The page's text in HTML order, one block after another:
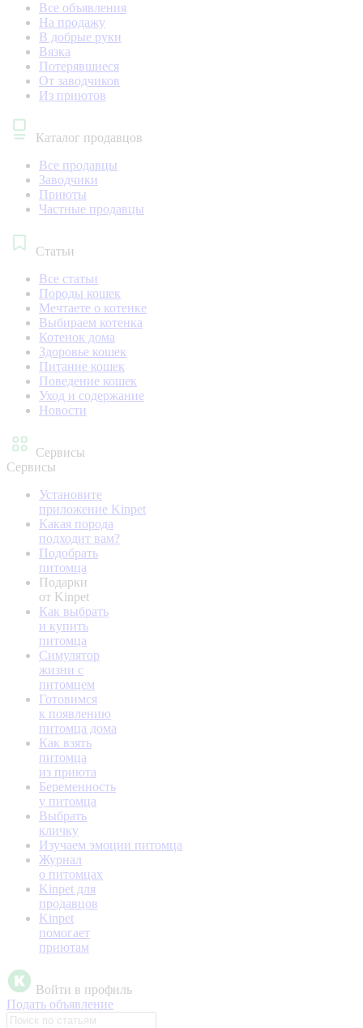
Все объявления
На продажу
В добрые руки
Вязка
Потерявшиеся
От заводчиков
Из приютов
Каталог продавцов
Все продавцы
Заводчики
Приюты
Частные продавцы
Статьи
Все статьи
Породы кошек
Мечтаете о котенке
Выбираем котенка
Котенок дома
Здоровье кошек
Питание кошек
Поведение кошек
Уход и содержание
Новости
Сервисы
Сервисы
Установите
приложение Kinpet
Какая порода
подходит вам?
Подобрать
питомца
Подарки
от Kinpet
Как выбрать
и купить
питомца
Симулятор
жизни с
питомцем
Готовимся
к появлению
питомца дома
Как взять
питомца
из приюта
Беременность
у питомца
Выбрать
кличку
Изучаем эмоции питомца
Журнал
о питомцах
Kinpet для
продавцов
Kinpet
помогает
приютам
Войти в профиль
Подать объявление